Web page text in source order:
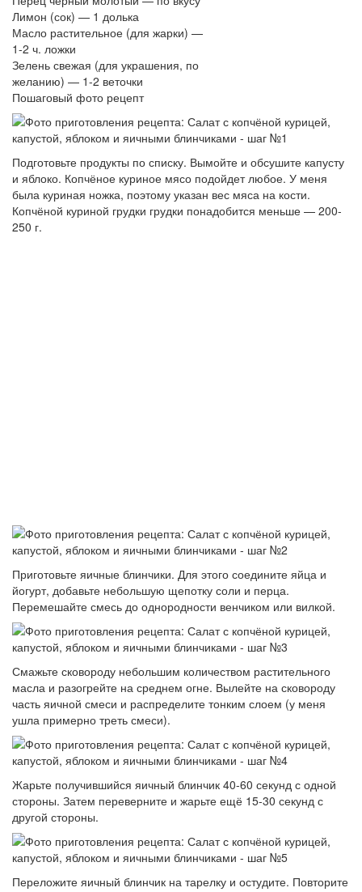
Лимон (сок) — 1 долька
Масло растительное (для жарки) —
1-2 ч. ложки
Зелень свежая (для украшения, по
желанию) — 1-2 веточки
Пошаговый фото рецепт
Подготовьте продукты по списку. Вымойте и обсушите капусту
и яблоко. Копчёное куриное мясо подойдет любое. У меня
была куриная ножка, поэтому указан вес мяса на кости.
Копчёной куриной грудки грудки понадобится меньше — 200-
250 г.
Приготовьте яичные блинчики. Для этого соедините яйца и
йогурт, добавьте небольшую щепотку соли и перца.
Перемешайте смесь до однородности венчиком или вилкой.
Смажьте сковороду небольшим количеством растительного
масла и разогрейте на среднем огне. Вылейте на сковороду
часть яичной смеси и распределите тонким слоем (у меня
ушла примерно треть смеси).
Жарьте получившийся яичный блинчик 40-60 секунд с одной
стороны. Затем переверните и жарьте ещё 15-30 секунд с
другой стороны.
Переложите яичный блинчик на тарелку и остудите. Повторите